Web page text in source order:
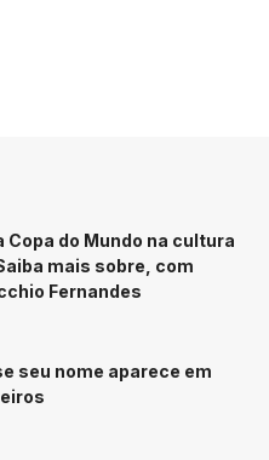
Copa do Mundo na cultura
mais sobre, com
Fernandes
seu nome aparece em